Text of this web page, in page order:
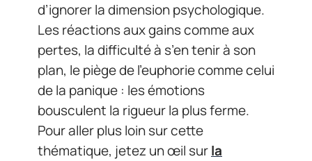
d’ignorer la dimension psychologique.
Les réactions aux gains comme aux
pertes, la difficulté à s’en tenir à son
plan, le piège de l’euphorie comme celui
de la panique : les émotions
bousculent la rigueur la plus ferme.
Pour aller plus loin sur cette
thématique, jetez un œil surla